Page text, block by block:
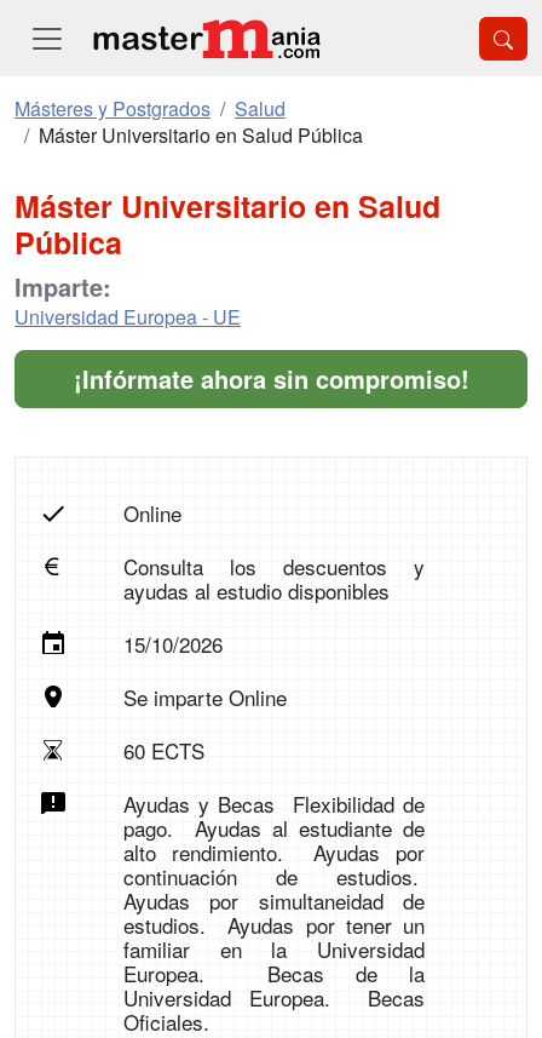
Másteres y Postgrados
Salud
Máster Universitario en Salud Pública
Máster Universitario en Salud
Pública
Imparte:
Universidad Europea - UE
¡Infórmate ahora sin compromiso!
Online
Consulta los descuentos y
ayudas al estudio disponibles
15/10/2026
Se imparte Online
60 ECTS
Ayudas y Becas Flexibilidad de
pago. Ayudas al estudiante de
alto rendimiento. Ayudas por
continuación de estudios.
Ayudas por simultaneidad de
estudios. Ayudas por tener un
familiar en la Universidad
Europea. Becas de la
Universidad Europea. Becas
Oficiales.